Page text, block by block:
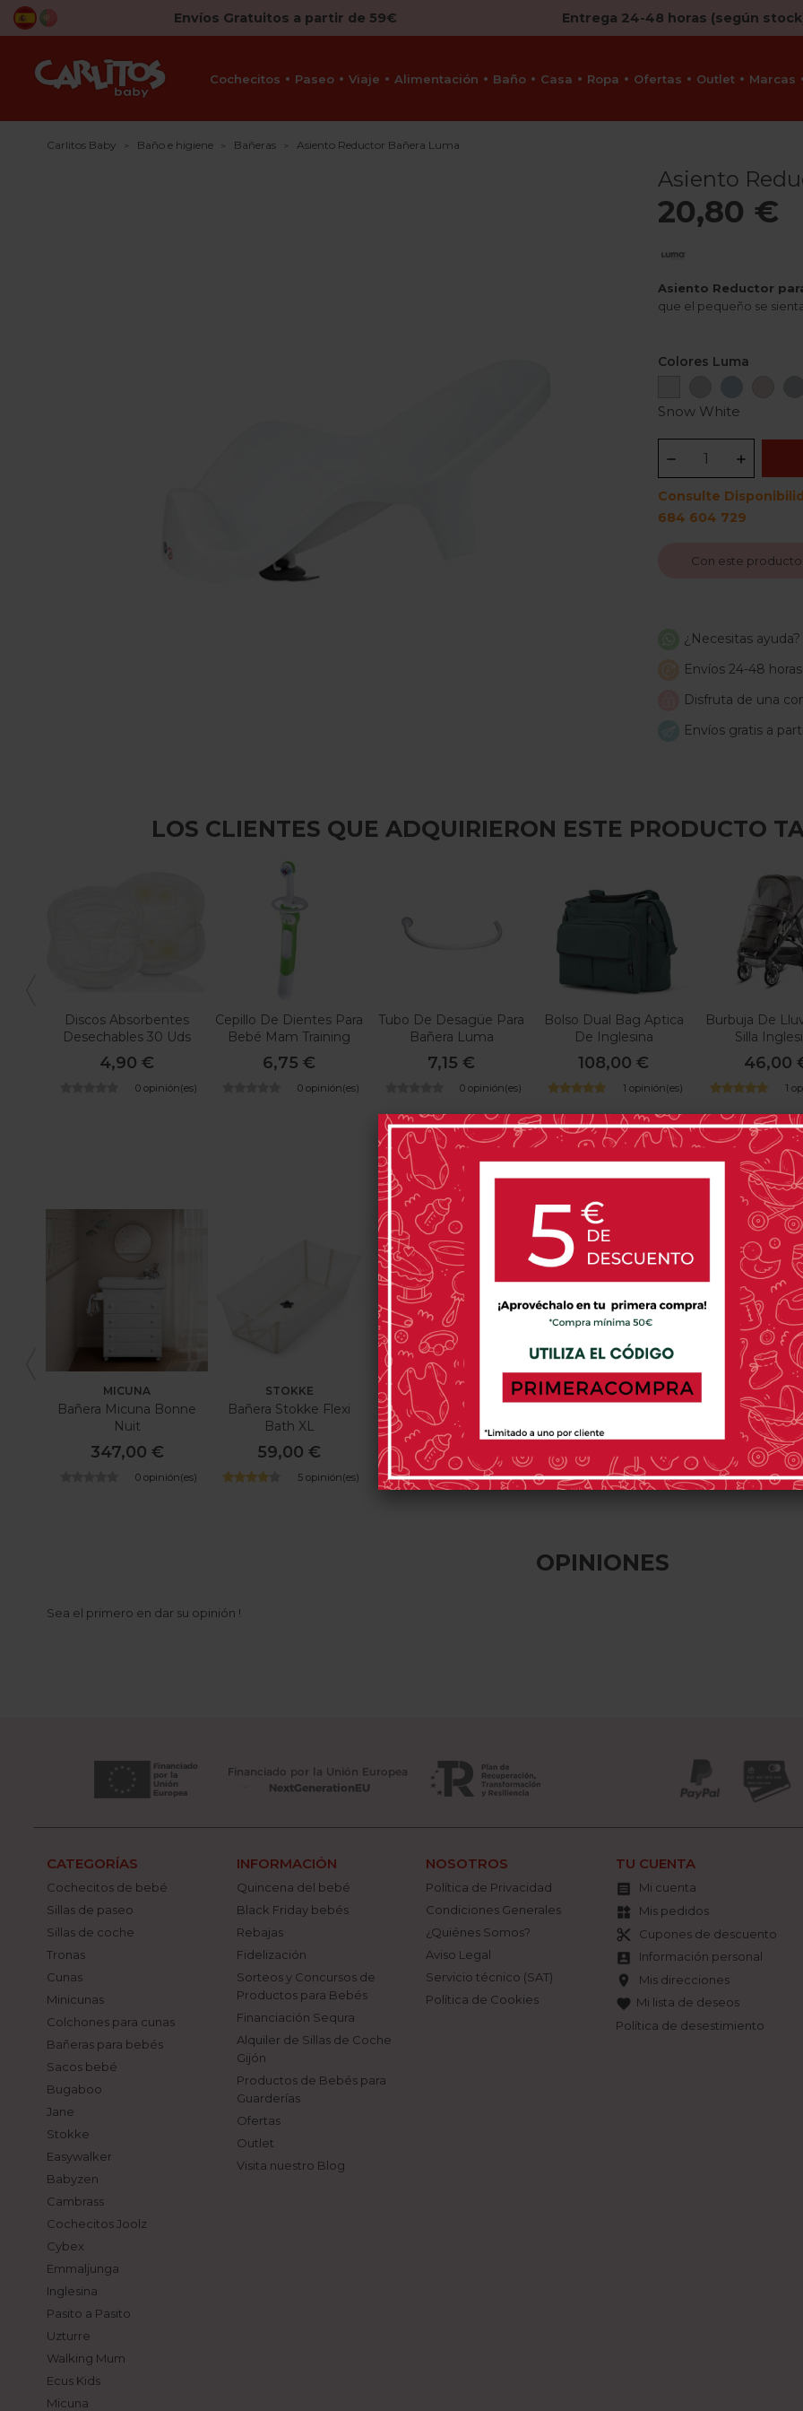
Envíos Gratuitos a partir de 59€ Entrega 24-48 horas (según
Cochecitos Paseo Viaje Alimentación Baño Casa Ropa Ofertas Outlet Marcas
Carlitos Baby Baño e higiene Bañeras Asiento Reductor Bañera Luma
Asiento
20,80 €
Asiento Reductor
que el pequeño se
Colores Luma
WhiteGrey
Snow White
Consulte
684 604 729
Con este
¿Necesitas
Envíos 24-48
Disfruta de una
Envíos gratis a
LOS CLIENTES QUE ADQUIRIERON ESTE PRODUCTO
Discos Absorbentes
Desechables 30 Uds
De Medela
4,90 €
0 opinión(es)
Cepillo De Dientes Para
Bebé Mam Training
Brush
6,75 €
0 opinión(es)
Tubo De Desagüe Para
Bañera Luma
7,15 €
0 opinión(es)
Bolso Dual Bag Aptica
De Inglesina
108,00 €
1 opinión(es)
Burbuja De
Silla
46,00
1
PRODUCTOS RELACIONADOS
MICUNA
Bañera Micuna Bonne
Nuit
347,00 €
0 opinión(es)
STOKKE
Bañera Stokke Flexi
Bath XL
59,00 €
5 opinión(es)
JANE
Bañera Hinchable Jané
22,95 €
0 opinión(es)
MICUNA
347,00 €
0 opinión(es)
JANE
Bañera
Para Plato
49,95
0
OPINIONES
Sea el primero en dar su opinión !
CATEGORÍAS
Cochecitos de bebé
Sillas de paseo
Sillas de coche
Tronas
Cunas
Minicunas
Colchones para cunas
Bañeras para bebés
Sacos bebé
Bugaboo
Jane
Stokke
Easywalker
Babyzen
Cambrass
Cochecitos Joolz
Cybex
Emmaljunga
Inglesina
Pasito a Pasito
Uzturre
Walking Mum
Ecus Kids
Micuna
INFORMACIÓN
Quincena del bebé
Black Friday bebés
Rebajas
Fidelización
Sorteos y Concursos de
Productos para Bebés
Financiación Sequra
Alquiler de Sillas de Coche
Gijón
Productos de Bebés para
Guarderías
Ofertas
Outlet
Visita nuestro Blog
NOSOTROS
Política de Privacidad
Condiciones Generales
¿Quiénes Somos?
Aviso Legal
Servicio técnico (SAT)
Política de Cookies
TU CUENTA
 Mi cuenta
widgets Mis pedidos
content_cut Cupones de descuento
account_box Información personal
location_on Mis direcciones
favorite Mi lista de deseos
Política de desestimiento